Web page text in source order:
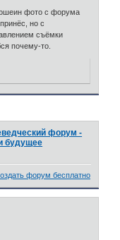
фото с форума
но с
съёмки
почему-то.
форум -
будущее
форум бесплатно